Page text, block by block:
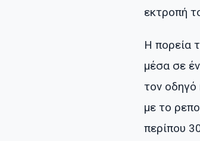
εκτροπή
Η πορεία
μέσα σε
τον
με το
περίπου